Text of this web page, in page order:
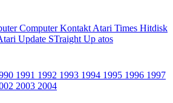
Computer Kontakt Atari Times Hitdisk
Update STraight Up atos
1991 1992 1993 1994 1995 1996 1997
2003 2004